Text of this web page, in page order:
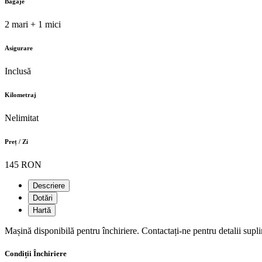
2 mari + 1 mici
Asigurare
Inclusă
Kilometraj
Nelimitat
Preț / Zi
145 RON
Descriere
Dotări
Hartă
Mașină disponibilă pentru închiriere. Contactați-ne pentru detalii
Condiții Închiriere